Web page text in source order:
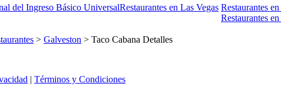
del Ingreso Básico UniversalRestaurantes en Las Vegas Restaurantes
Restaurantes
> Galveston > Taco Cabana Detalles
| Términos y Condiciones